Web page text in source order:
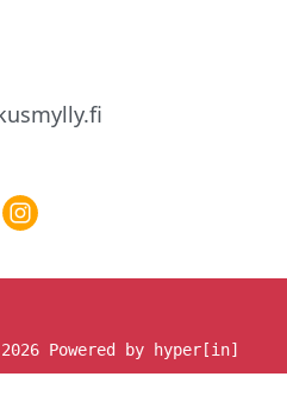
Powered by hyper[in]